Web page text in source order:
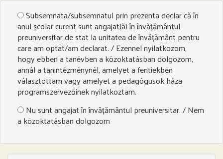
Subsemnata/subsemnatul prin prezenta declar că în
anul școlar curent sunt angajat(ă) în învățământul
preuniversitar de stat la unitatea de învățământ pentru
care am optat/am declarat. / Ezennel nyilatkozom,
hogy ebben a tanévben a közoktatásban dolgozom,
annál a tanintézménynél, amelyet a fentiekben
választottam vagy amelyet a pedagógusok háza
programszervezőinek nyilatkoztam.
Nu sunt angajat în învățământul preuniversitar. / Nem
a közoktatásban dolgozom